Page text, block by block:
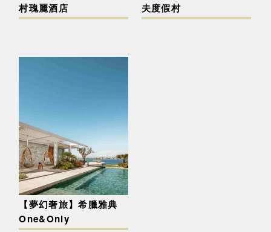
村瑰麗酒店
夫度假村
【夢幻奢旅】希臘雅典
One&Only